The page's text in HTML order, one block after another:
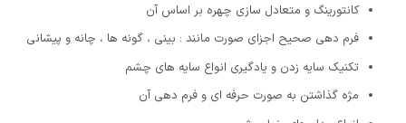
کانتورینگ و متعادل سازی چهره بر اساس آن
فرم دهی صحیح اجزای صورت مانند : بینی ، گونه ها ، چانه و پیشانی
تکنیک سایه زدن و یادگیری انواع سایه های چشم
مژه گذاشتن به صورت حرفه ای و فرم دهی آن